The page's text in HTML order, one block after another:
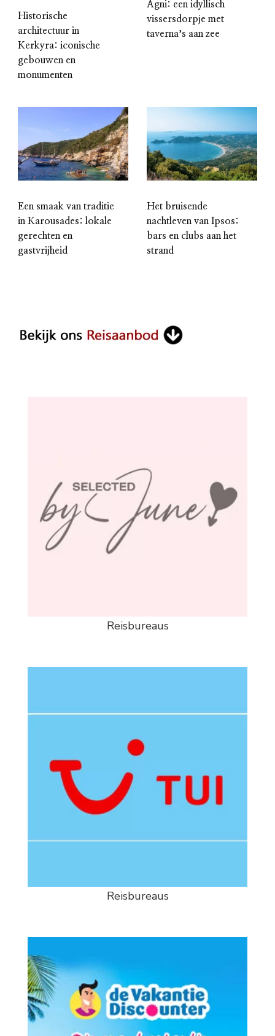
Historische
architectuur in
Kerkyra: iconische
gebouwen en
monumenten
Agni: een idyllisch
vissersdorpje met
tavernaʼs aan zee
Een smaak van traditie
in Karousades: lokale
gerechten en
gastvrijheid
Het bruisende
nachtleven van Ipsos:
bars en clubs aan het
strand
Reisbureaus
Reisbureaus